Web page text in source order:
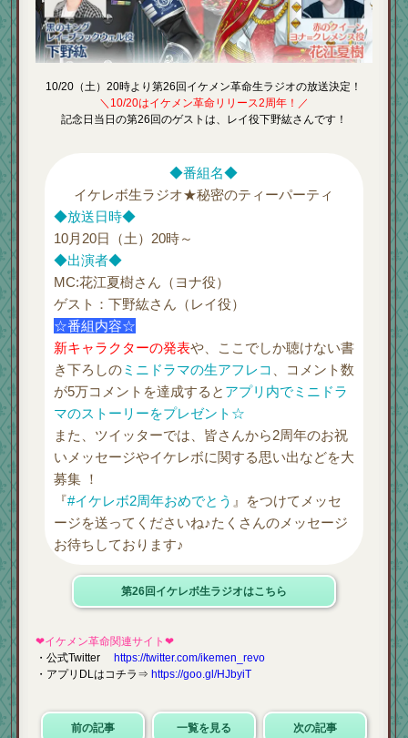
10/20（土）20時より第26回イケメン革命生ラジオの放送決定！
＼10/20はイケメン革命リリース2周年！／
記念日当日の第26回のゲストは、レイ役下野紘さんです！
◆番組名◆
イケレボ生ラジオ★秘密のティーパーティ
◆放送日時◆
10月20日（土）20時～
◆出演者◆
MC:花江夏樹さん（ヨナ役）
ゲスト：下野紘さん（レイ役）
☆番組内容☆
新キャラクターの発表や、ここでしか聴けない書
き下ろしのミニドラマの生アフレコ
、コメント数
が5万コメントを達成すると アプリ内でミニドラ
マのストーリーをプレゼント☆
また、ツイッターでは、皆さんから2周年のお祝
いメッセージやイケレボに関する思い出などを大
募集 ！
『#イケレボ2周年おめでとう 』をつけてメッセ
ージを送ってくださいね♪たくさんのメッセージ
お待ちしております♪
第26回イケレボ生ラジオはこちら
❤イケメン革命関連サイト❤
・公式Twitter
https://twitter.com/ikemen_revo
・アプリDLはコチラ⇒ https://goo.gl/HJbyiT
前の記事 一覧を見る 次の記事